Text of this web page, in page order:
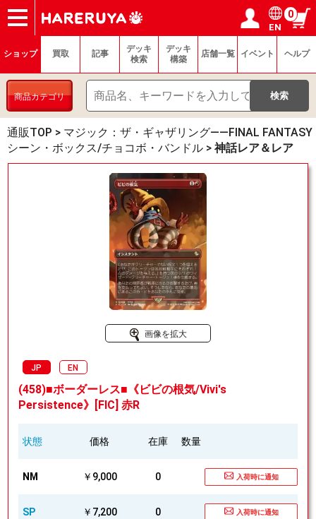
ショップ
買取
記事
デッキ検索
デッキ構築
選手一覧
店舗一覧
イベント
ヘルプ
お問い合わせ ログイン／会員登録
マイページ
EN
0
ショップ 買取 記事
デッキ
検索
デッキ
構築
店舗一覧 イベント ヘルプ
商品カテゴリ
通販TOP > マジック：ザ・ギャザリング——FINAL FANTASY
シーン・ボックス/チョコボ・バンドル > 神話レア＆レア
画像を拡大
JP EN
(458)■ボーダーレス■《ビビの根気/Vivi's
Persistence》[FIC] 赤R
状態 価格 在庫 数量
NM ￥9,000 0 入荷時に通知
SP ￥7,200 0 入荷時に通知